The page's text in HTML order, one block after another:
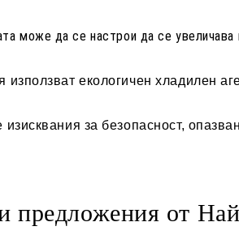
може да се настрои да се увеличава
екологичен хладилен
за безопасност,
предложения от